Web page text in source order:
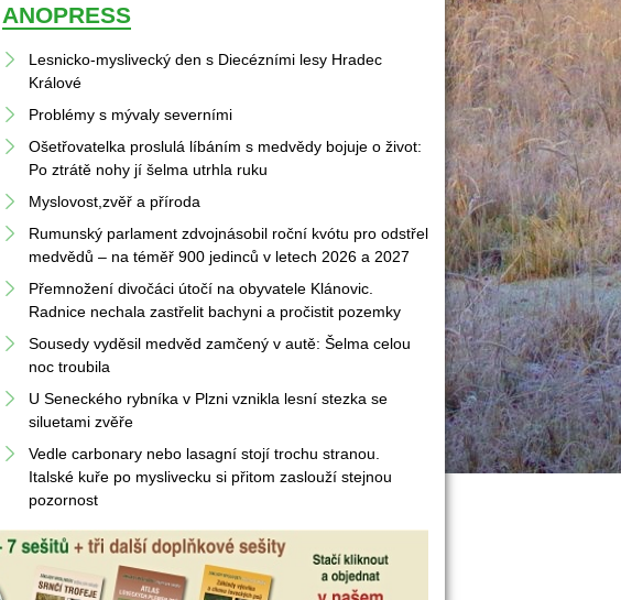
ANOPRESS
Lesnicko-myslivecký den s Diecézními lesy Hradec
Králové
Problémy s mývaly severními
Ošetřovatelka proslulá líbáním s medvědy bojuje o život:
Po ztrátě nohy jí šelma utrhla ruku
Myslovost,zvěř a příroda
Rumunský parlament zdvojnásobil roční kvótu pro odstřel
medvědů – na téměř 900 jedinců v letech 2026 a 2027
Přemnožení divočáci útočí na obyvatele Klánovic.
Radnice nechala zastřelit bachyni a pročistit pozemky
Sousedy vyděsil medvěd zamčený v autě: Šelma celou
noc troubila
U Seneckého rybníka v Plzni vznikla lesní stezka se
iluetami zvěře
Vedle carbonary nebo lasagní stojí trochu stranou.
Italské kuře po myslivecku si přitom zaslouží stejnou
pozornost